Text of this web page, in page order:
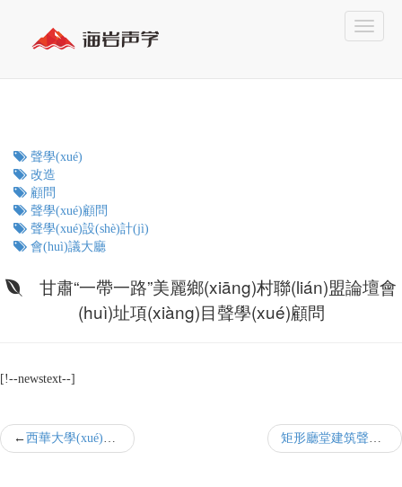
聲學(xué)
改造
顧問
聲學(xué)顧問
聲學(xué)設(shè)計(jì)
會(huì)議大廳
甘肅“一帶一路”美麗鄉(xiāng)村聯(lián)盟論壇會
(huì)址項(xiàng)目聲學(xué)顧問
[!--newstext--]
西華大學(xué)劇場聲學(xué)設(shè)計(jì) 矩形廳堂建筑聲學(xué)分析平臺初步設(shè)計(jì)與實(shí)現(xiàn)